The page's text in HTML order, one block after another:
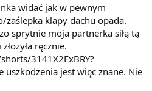
widać jak w pewnym
zaślepka klapy dachu opada.
sprytnie moja partnerka siłą tą
ręcznie.
3141X2ExBRY?
uszkodzenia jest więc znane. Nie